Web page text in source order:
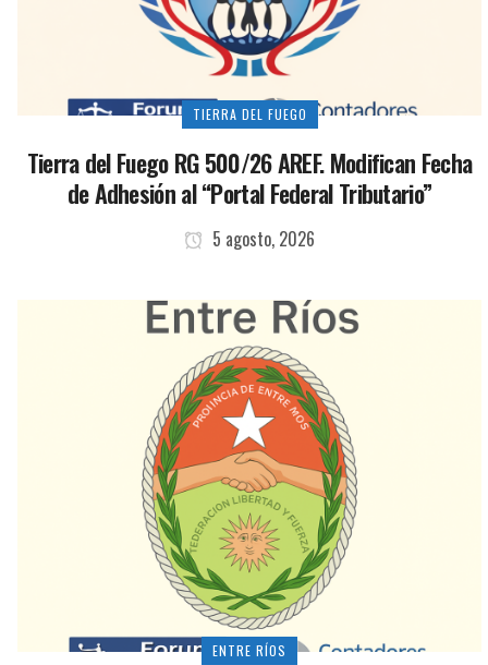
TIERRA DEL FUEGO
Tierra del Fuego RG 500/26 AREF. Modifican Fecha
de Adhesión al “Portal Federal Tributario”
5 agosto, 2026
ENTRE RÍOS